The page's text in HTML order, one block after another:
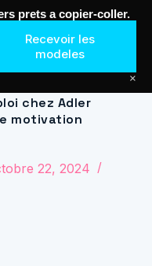
chez Adler
motivation
22, 2024
prets a copier-coller.
Recevoir les
modeles
×